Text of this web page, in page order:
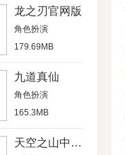
龙之刃官网版
角色扮演
179.69MB
九道真仙
角色扮演
165.3MB
天空之山中文破解版